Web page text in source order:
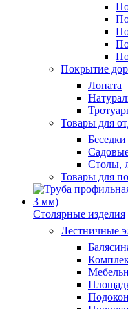
Покрытие
Лопата
Товары для
Беседки
Столы,
Товары для
Столярные изделия
Лестничные